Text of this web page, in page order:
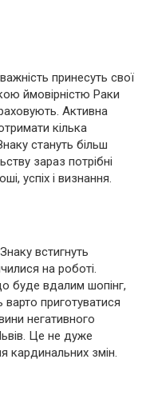
принесуть свої
ймовірністю Раки
Активна
кілька
стануть більш
зараз потрібні
успіх і визнання.
встигнуть
на роботі.
буде вдалим шопінг,
приготуватися
негативного
Це не дуже
кардинальних змін.